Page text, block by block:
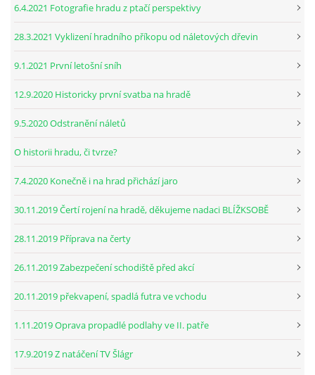
6.4.2021 Fotografie hradu z ptačí perspektivy
28.3.2021 Vyklizení hradního příkopu od náletových dřevin
9.1.2021 První letošní sníh
12.9.2020 Historicky první svatba na hradě
9.5.2020 Odstranění náletů
O historii hradu, či tvrze?
7.4.2020 Konečně i na hrad přichází jaro
30.11.2019 Čertí rojení na hradě, děkujeme nadaci BLÍŽKSOBĚ
28.11.2019 Příprava na čerty
26.11.2019 Zabezpečení schodiště před akcí
20.11.2019 překvapení, spadlá futra ve vchodu
1.11.2019 Oprava propadlé podlahy ve II. patře
17.9.2019 Z natáčení TV Šlágr